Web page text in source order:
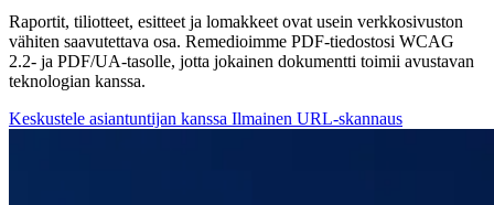
Raportit, tiliotteet, esitteet ja lomakkeet ovat usein verkkosivuston
vähiten saavutettava osa. Remedioimme PDF-tiedostosi WCAG
2.2- ja PDF/UA-tasolle, jotta jokainen dokumentti toimii avustavan
teknologian kanssa.
Keskustele asiantuntijan kanssa Ilmainen URL-skannaus